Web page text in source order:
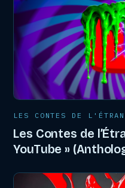
LES CONTES DE
Les Contes de
YouTube »